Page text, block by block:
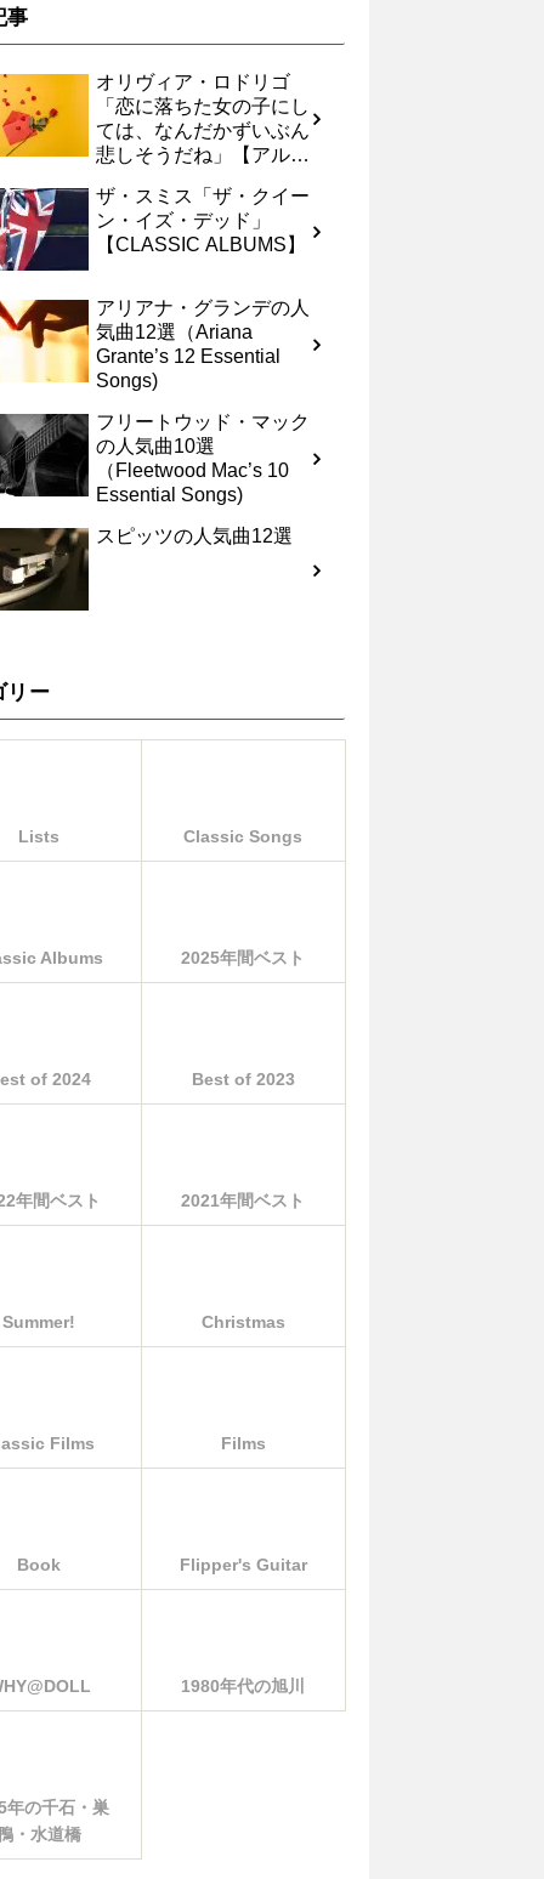
事
オリヴィア・ロドリゴ
「恋に落ちた女の子にし
ては、なんだかずいぶん
悲しそうだね」【アルバ
ザ・スミス「ザ・クイー
ン・イズ・デッド」
【CLASSIC ALBUMS】
アリアナ・グランデの人
気曲12選（Ariana
Grante’s 12 Essential
Songs)
フリートウッド・マック
の人気曲10選
（Fleetwood Mac’s 10
Essential Songs)
スピッツの人気曲12選
リー
Lists Classic Songs
Albums 2025年間ベスト
of 2024 Best of 2023
年間ベスト 2021年間ベスト
Summer! Christmas
Films Films
Book Flipper's Guitar
1980年代の旭川
年の千石・巣
・水道橋